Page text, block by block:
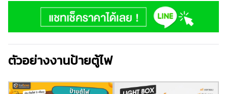
ตัวอย่างงานป้ายตู้ไฟ